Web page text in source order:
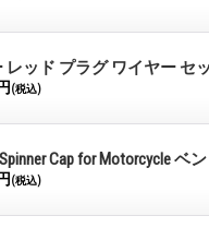
レッド プラグ ワイヤー セ
(税込)
Spinner Cap for Motorcycle ベ
(税込)